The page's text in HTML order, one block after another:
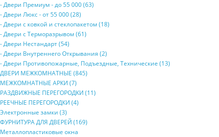
- Двери Прeмиум - до 55 000 (63)
- Двери Люкс - от 55 000 (28)
- Двери с кoвкой и стеклопакетом (18)
- Двери с Терморазрывом (61)
- Двери Нecтaндaрт (54)
- Двери Внутреннего Открывания (2)
- Двери Противопожарные, Подъездные, Технические (13)
ДВЕРИ МЕЖКОМНАТНЫЕ (845)
МЕЖКОМНАТНЫЕ АРКИ (7)
РАЗДВИЖНЫЕ ПЕРЕГОРОДКИ (11)
РЕЕЧНЫЕ ПЕРЕГОРОДКИ (4)
Электронные замки (3)
ФУРНИТУРА ДЛЯ ДВЕРЕЙ (169)
Металлопластиковые окна